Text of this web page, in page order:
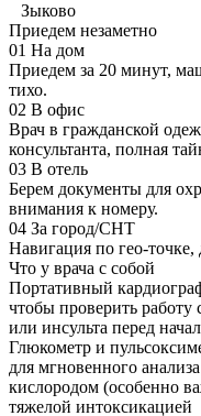
Зыково
Приедем незаметно
01 На дом
Приедем за 20 минут,
тихо.
02 В офис
Врач в гражданской
консультанта, полная
03 В отель
Берем документы для
внимания к номеру.
04 За город/СНТ
Навигация по гео-точке,
Что у врача с собой
Портативный
чтобы проверить
или инсульта перед
Глюкометр и
для мгновенного
кислородом (особенно
тяжелой интоксикацией